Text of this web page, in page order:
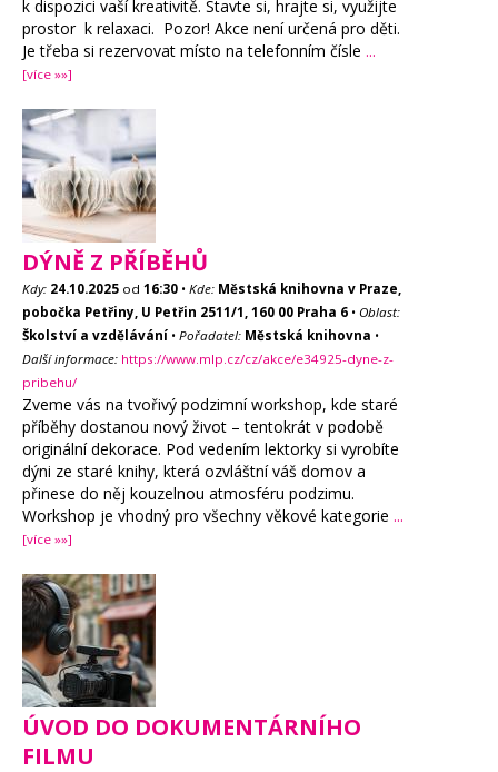
k dispozici vaší kreativitě. Stavte si, hrajte si, využijte
prostor k relaxaci. Pozor! Akce není určená pro děti.
Je třeba si rezervovat místo na telefonním čísle ...
[více »»]
DÝNĚ Z PŘÍBĚHŮ
Kdy: 24.10.2025 od 16:30 • Kde: Městská knihovna v Praze,
pobočka Petřiny, U Petřin 2511/1, 160 00 Praha 6 • Oblast:
Školství a vzdělávání • Pořadatel: Městská knihovna •
Další informace: https://www.mlp.cz/cz/akce/e34925-dyne-z-
pribehu/
Zveme vás na tvořivý podzimní workshop, kde staré
příběhy dostanou nový život – tentokrát v podobě
originální dekorace. Pod vedením lektorky si vyrobíte
dýni ze staré knihy, která ozvláštní váš domov a
přinese do něj kouzelnou atmosféru podzimu.
Workshop je vhodný pro všechny věkové kategorie ...
[více »»]
ÚVOD DO DOKUMENTÁRNÍHO
FILMU